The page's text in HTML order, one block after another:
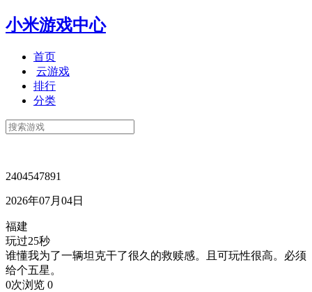
小米游戏中心
首页
云游戏
排行
分类
2404547891
2026年07月04日
福建
玩过25秒
谁懂我为了一辆坦克干了很久的救赎感。且可玩性很高。必须
给个五星。
0次浏览 0